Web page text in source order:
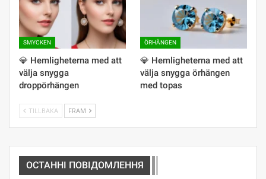
SMYCKEN
💎 Hemligheterna med att
välja snygga
droppörhängen
ÖRHÄNGEN
💎 Hemligheterna med att
välja snygga örhängen
med topas
TILLBAKA FRAM
ОСТАННІ ПОВІДОМЛЕННЯ